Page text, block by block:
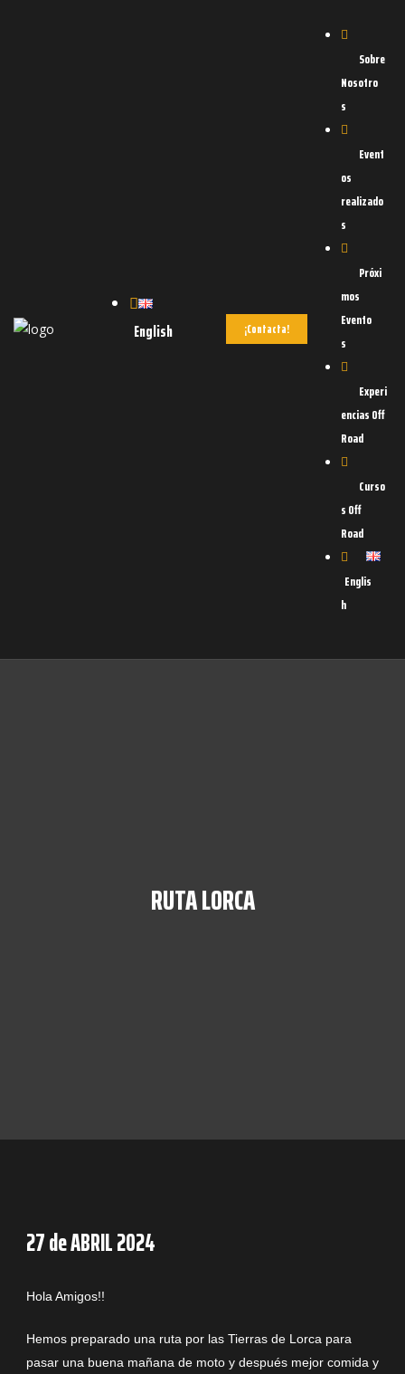
English ¡Contacta!
Sobre
Nosotro
s
Event
os
realizado
s
Próxi
mos
Evento
s
Experi
encias Off
Road
Curso
s Off
Road
Englis
h
RUTA LORCA
27 de ABRIL 2024
Hola Amigos!!
Hemos preparado una ruta por las Tierras de Lorca para
pasar una buena mañana de moto y después mejor comida y